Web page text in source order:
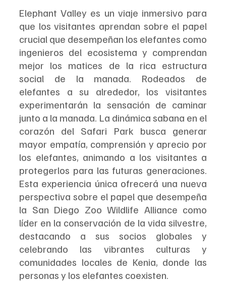
Elephant Valley es un viaje inmersivo para
que los visitantes aprendan sobre el papel
crucial que desempeñan los elefantes como
ingenieros del ecosistema y comprendan
mejor los matices de la rica estructura
social de la manada. Rodeados de
elefantes a su alrededor, los visitantes
experimentarán la sensación de caminar
junto a la manada. La dinámica sabana en el
corazón del Safari Park busca generar
mayor empatía, comprensión y aprecio por
los elefantes, animando a los visitantes a
protegerlos para las futuras generaciones.
Esta experiencia única ofrecerá una nueva
perspectiva sobre el papel que desempeña
la San Diego Zoo Wildlife Alliance como
líder en la conservación de la vida silvestre,
destacando a sus socios globales y
celebrando las vibrantes culturas y
comunidades locales de Kenia, donde las
personas y los elefantes coexisten.